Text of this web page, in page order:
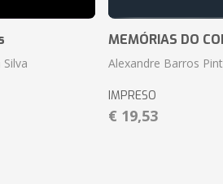
MEMÓRIAS DO
Alexandre Barros
IMPRESO
€ 19,53